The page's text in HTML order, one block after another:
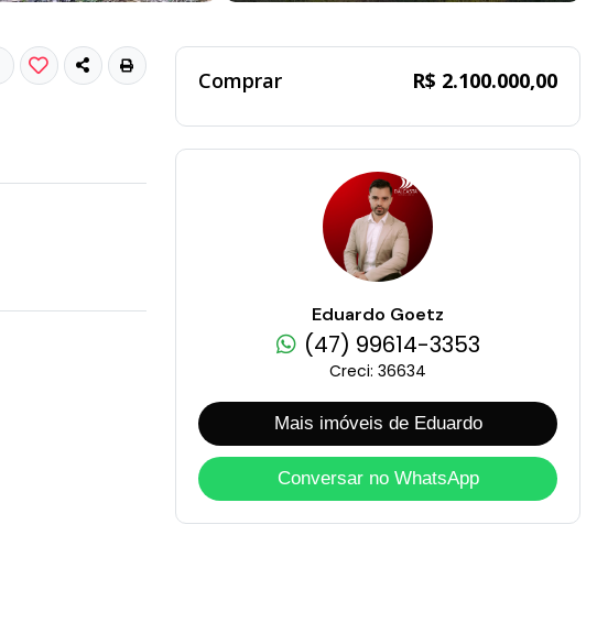
Comprar R$ 2.100.000,00
Eduardo Goetz
(47) 99614-3353
Creci: 36634
Mais imóveis de Eduardo
Conversar no WhatsApp